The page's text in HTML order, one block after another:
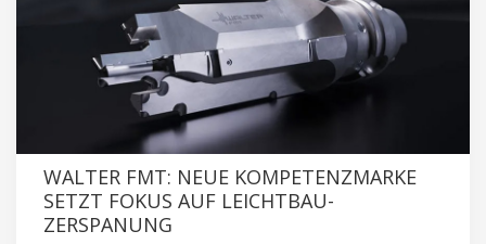
WALTER FMT: NEUE KOMPETENZMARKE
SETZT FOKUS AUF LEICHTBAU-
ZERSPANUNG